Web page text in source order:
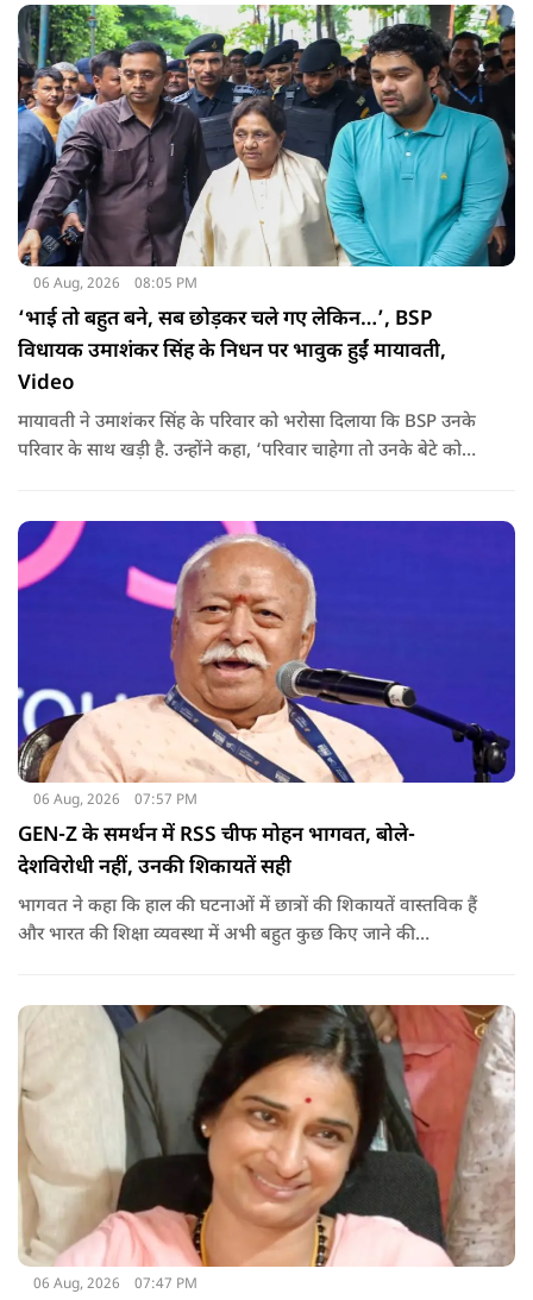
06 Aug, 2026 08:05 PM
‘भाई तो बहुत बने, सब छोड़कर चले गए लेकिन…’, BSP
विधायक उमाशंकर सिंह के निधन पर भावुक हुईं मायावती,
Video
मायावती ने उमाशंकर सिंह के परिवार को भरोसा दिलाया कि BSP उनके
परिवार के साथ खड़ी है. उन्होंने कहा, ‘परिवार चाहेगा तो उनके बेटे को
06 Aug, 2026 07:57 PM
GEN-Z के समर्थन में RSS चीफ मोहन भागवत, बोले-
देशविरोधी नहीं, उनकी शिकायतें सही
भागवत ने कहा कि हाल की घटनाओं में छात्रों की शिकायतें वास्तविक हैं
और भारत की शिक्षा व्यवस्था में अभी बहुत कुछ किए जाने की
06 Aug, 2026 07:47 PM